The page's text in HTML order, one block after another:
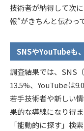
技術者が納得して次
報”がきちんと伝わっ
SNSやYouTubeも
調査結果では、SNS
13.5%、YouTubeは
若手技術者や新しい
果的な導線になり得
「能動的に探す」検